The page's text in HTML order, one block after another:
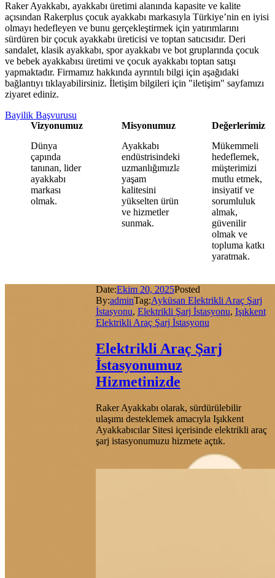
Raker Ayakkabı, ayakkabı üretimi alanında kapasite ve kalite
açısından Rakerplus çocuk ayakkabı markasıyla Türkiye’nin en iyisi
olmayı hedefleyen ve bunu gerçekleştirmek için yatırımlarını
sürdüren bir çocuk ayakkabı üreticisi ve toptan satıcısıdır. Deri
sandalet, klasik ayakkabı, spor ayakkabı ve bot gruplarında çocuk
ve bebek ayakkabısı üretimi ve çocuk ayakkabı toptan satışı
yapmaktadır. Firmamız hakkında ayrıntılı bilgi için aşağıdaki
bağlantıyı tıklayabilirsiniz. İletişim bilgileri için "iletişim" sayfamızı
ziyaret ediniz.
Bayilik Başvurusu
Vizyonumuz
Dünya
çapında
tanınan, lider
ayakkabı
markası
olmak.
Misyonumuz
Ayakkabı
endüstrisindeki
uzmanlığımızla,
yaşam
kalitesini
yükselten ürün
ve hizmetler
sunmak.
Değerlerimiz
Mükemmeli
hedeflemek,
müşterimizi
mutlu etmek,
insiyatif ve
sorumluluk
almak,
güvenilir
olmak ve
topluma katkı
yaratmak.
Date:Ekim 20, 2025Posted
By:adminTag:Ayküsan Elektrikli Araç Şarj
İstasyonu, Elektrikli Şarj İstasyonu, Işıkkent
Elektrikli Araç Şarj İstasyonu
Elektrikli Araç Şarj
İstasyonumuz
Hizmetinizde
Raker Ayakkabı olarak, sürdürülebilir
ulaşımı desteklemek amacıyla Işıkkent
Ayakkabıcılar Sitesi içerisinde elektrikli araç
şarj istasyonumuzu hizmete açtık.